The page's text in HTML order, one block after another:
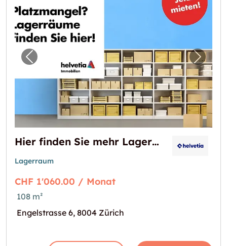
Vorheriges Bild für "Hier finden Sie mehr
Hier finden Sie mehr Lagerplatz!
Lagerraum
CHF 1'060.00 / Monat
108 m²
Engelstrasse 6, 8004 Zürich